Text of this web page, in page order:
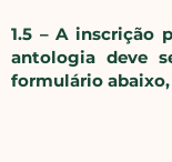
​1.5 – A inscrição
antologia deve
formulário